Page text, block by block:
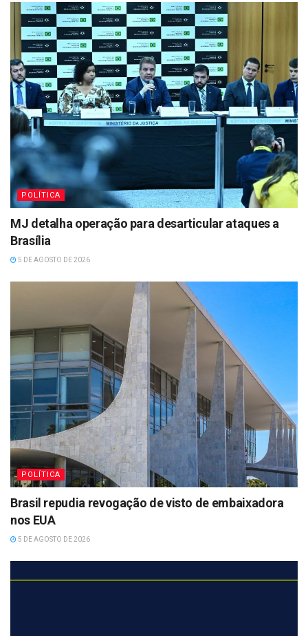
POLÍTICA
MJ detalha operação para desarticular ataques a
Brasília
5 DE AGOSTO DE 2026
POLÍTICA
Brasil repudia revogação de visto de embaixadora
nos EUA
5 DE AGOSTO DE 2026